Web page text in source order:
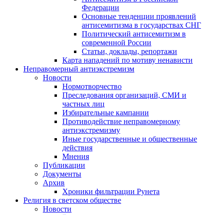
Федерации
Основные тенденции проявлений
антисемитизма в государствах СНГ
Политический антисемитизм в
современной России
Статьи, доклады, репортажи
Карта нападений по мотиву ненависти
Неправомерный антиэкстремизм
Новости
Нормотворчество
Преследования организаций, СМИ и
частных лиц
Избирательные кампании
Противодействие неправомерному
антиэкстремизму
Иные государственные и общественные
действия
Мнения
Публикации
Документы
Архив
Хроники фильтрации Рунета
Религия в светском обществе
Новости